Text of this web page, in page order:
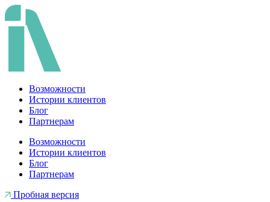
Перейти
к
содержимому
Возможности
Истории клиентов
Блог
Партнерам
Возможности
Истории клиентов
Блог
Партнерам
Пробная версия